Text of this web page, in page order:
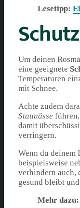
Lesetipp:
Um deinen
eine geeignete
Temperaturen
mit Schnee.
Achte zudem
Staunässe
damit
verringern.
Wenn du deinem
beispielsweise
verhindern auch,
gesund bleibt
Mehr dazu: